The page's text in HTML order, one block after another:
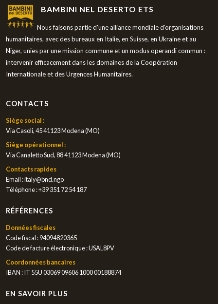
BAMBINI NEL DESERTO ETS
Nous faisons partie d'une alliance mondiale d'organisations
humanitaires, avec des bureaux en Italie, en Suisse, en Ukraine et au
Niger, unies par une mission commune et un modus operandi commun :
intervenir efficacement dans les domaines de la Coopération
Internationale et des Urgences Humanitaires.
CONTACTS
Siège social :
Via Casoli, 45 41123 Modena (MO)
Siège opérationnel :
Via Canaletto Sud, 88 41123 Modena (MO)
Contacts rapides
Email :italy@bnd.ngo
Téléphone :+39 351 72 54 187
RÉFÉRENCES
Données fiscales
Code fiscal : 94094820365
Code de facture électronique : USAL8PV
Coordonnées bancaires
IBAN : IT 55U 03069 09606 1000 00188874
EN SAVOIR PLUS